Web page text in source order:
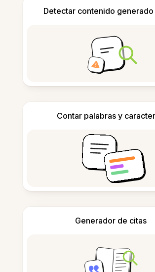
Detectar contenido generado
Contar palabras y
Generador de citas